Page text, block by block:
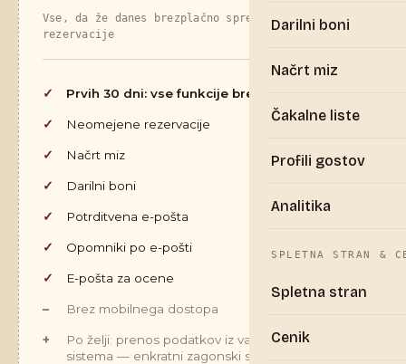
Darilni boni
Načrt miz
Čakalne liste
Profili gostov
Analitika
SPLETNA STRAN &
Spletna stran
Cenik
Vse, da že danes brezplačno sprejemate
rezervacije
Prvih 30 dni: vse funkcije brezplačno
Neomejene rezervacije
Načrt miz
Darilni boni
Potrditvena e-pošta
Opomniki po e-pošti
E-pošta za ocene
Brez mobilnega dostopa
Po želji: prenos podatkov iz vašega obstoječega
sistema — enkratni zagonski strošek €250